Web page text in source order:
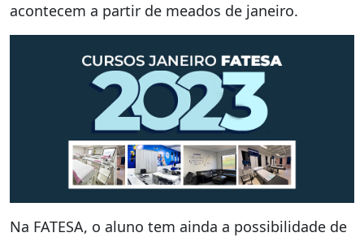
acontecem a partir de meados de janeiro.
Na FATESA, o aluno tem ainda a possibilidade de